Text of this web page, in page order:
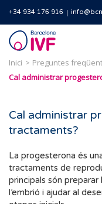
+34 934 176 916
Barcelona
IVF
Inici Preguntes
Cal administrar
tractaments?
La progesterona és
tractaments de
principals són preparar
l’embrió i ajudar al